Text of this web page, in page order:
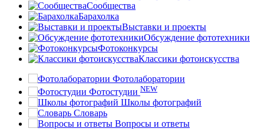
Сообщества
Барахолка
Выставки и проекты
Обсуждение фототехники
Фотоконкурсы
Классики фотоискусства
Фотолаборатории
Фотостудии NEW
Школы фотографий
Словарь
Вопросы и ответы